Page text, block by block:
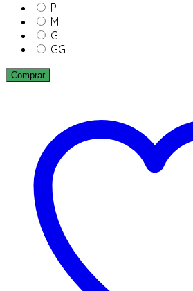
P
M
G
GG
Comprar